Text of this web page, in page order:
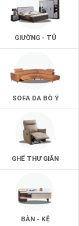
GIƯỜNG - TỦ
SOFA DA BÒ Ý
GHẾ THƯ GIÃN
BÀN - KỆ